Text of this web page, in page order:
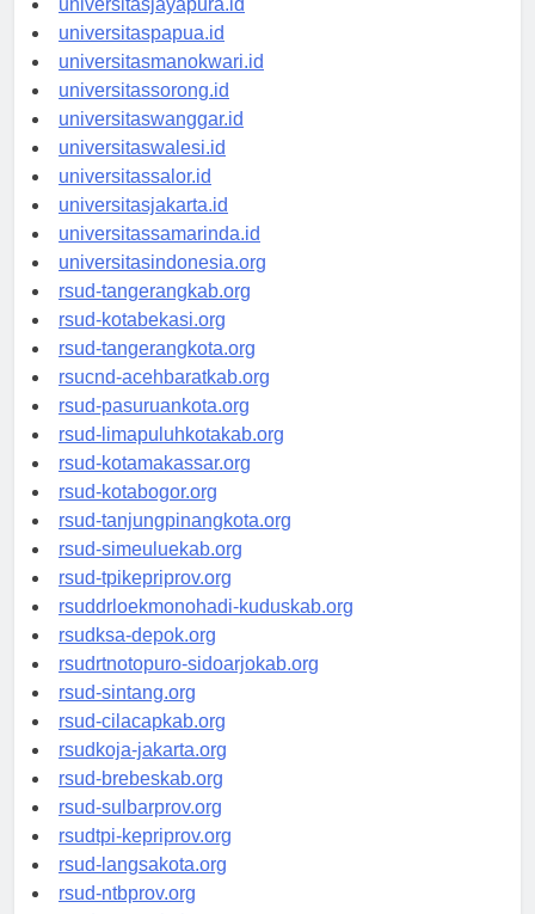
universitasjayapura.id
universitaspapua.id
universitasmanokwari.id
universitassorong.id
universitaswanggar.id
universitaswalesi.id
universitassalor.id
universitasjakarta.id
universitassamarinda.id
universitasindonesia.org
rsud-tangerangkab.org
rsud-kotabekasi.org
rsud-tangerangkota.org
rsucnd-acehbaratkab.org
rsud-pasuruankota.org
rsud-limapuluhkotakab.org
rsud-kotamakassar.org
rsud-kotabogor.org
rsud-tanjungpinangkota.org
rsud-simeuluekab.org
rsud-tpikepriprov.org
rsuddrloekmonohadi-kuduskab.org
rsudksa-depok.org
rsudrtnotopuro-sidoarjokab.org
rsud-sintang.org
rsud-cilacapkab.org
rsudkoja-jakarta.org
rsud-brebeskab.org
rsud-sulbarprov.org
rsudtpi-kepriprov.org
rsud-langsakota.org